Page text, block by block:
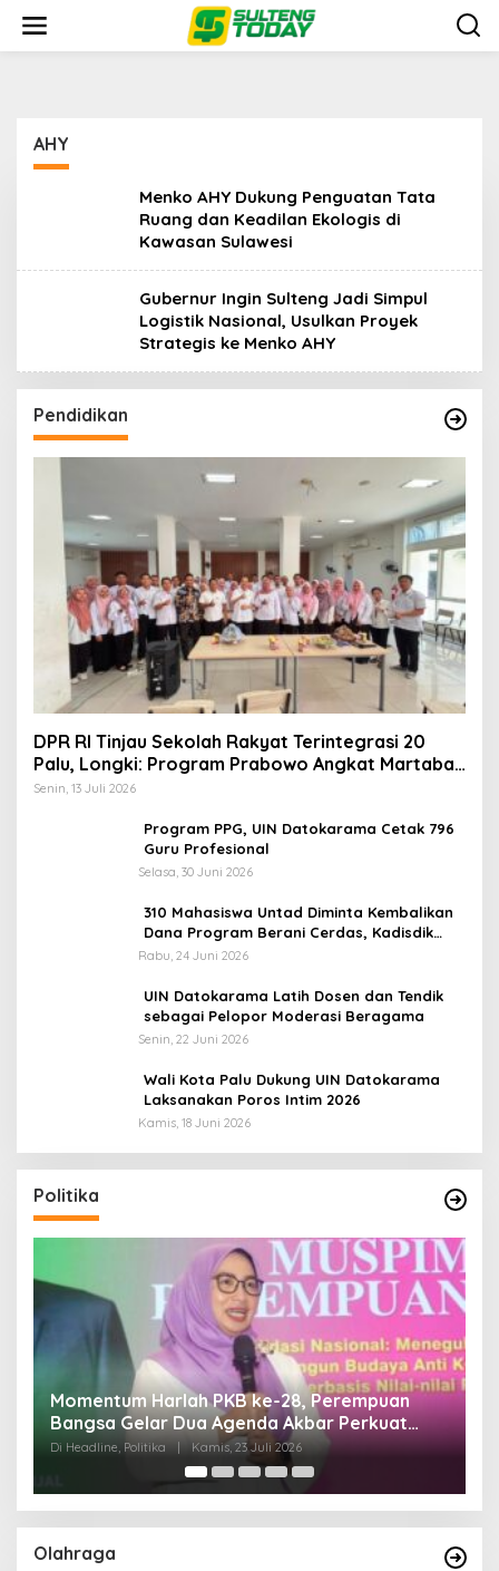
konten
AHY
Menko AHY Dukung Penguatan Tata
Ruang dan Keadilan Ekologis di
Kawasan Sulawesi
Gubernur Ingin Sulteng Jadi Simpul
Logistik Nasional, Usulkan Proyek
Strategis ke Menko AHY
Pendidikan
DPR RI Tinjau Sekolah Rakyat Terintegrasi 20
Palu, Longki: Program Prabowo Angkat Martabat
Anak Miskin
Senin, 13 Juli 2026
Program PPG, UIN Datokarama Cetak 796
Guru Profesional
Selasa, 30 Juni 2026
310 Mahasiswa Untad Diminta Kembalikan
Dana Program Berani Cerdas, Kadisdik
Sulteng: Tidak Boleh Terima Beasiswa
Rabu, 24 Juni 2026
UIN Datokarama Latih Dosen dan Tendik
sebagai Pelopor Moderasi Beragama
Senin, 22 Juni 2026
Wali Kota Palu Dukung UIN Datokarama
Laksanakan Poros Intim 2026
Kamis, 18 Juni 2026
Politika
Momentum Harlah PKB ke-28, Perempuan
Bangsa Gelar Dua Agenda Akbar Perkuat
Mesin Organisasi
Di Headline, Politika Kamis, 23 Juli 2026
Olahraga